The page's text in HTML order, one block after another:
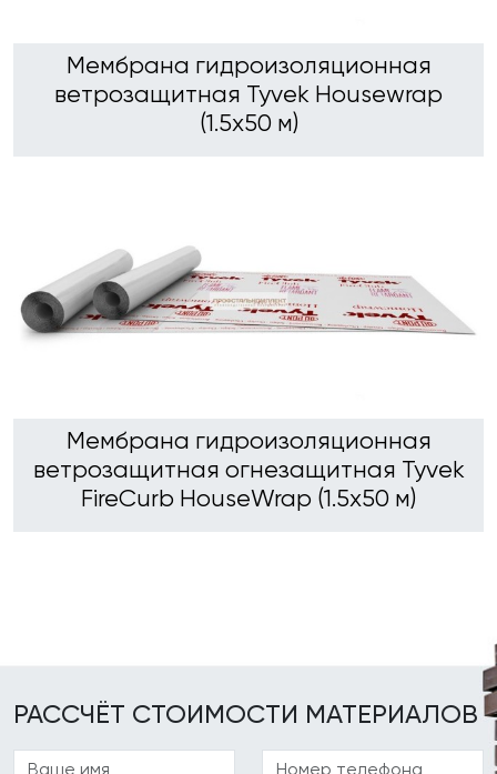
Мембрана гидроизоляционная
ветрозащитная Tyvek Housewrap
(1.5х50 м)
Мембрана гидроизоляционная
ветрозащитная огнезащитная Tyvek
FireCurb HouseWrap (1.5х50 м)
РАССЧЁТ СТОИМОСТИ МАТЕРИАЛОВ